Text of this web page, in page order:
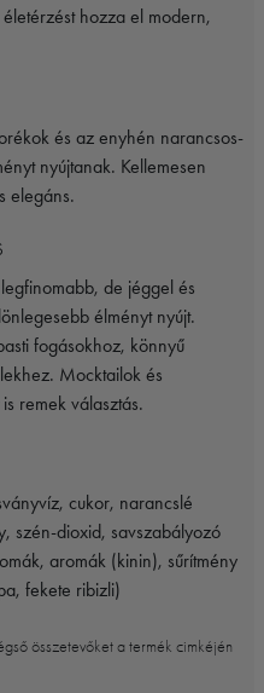
hozza el modern,
és az enyhén narancsos-
nyújtanak. Kellemesen
elegáns.
de jéggel és
élményt nyújt.
fogásokhoz, könnyű
Mocktailok és
remek választás.
cukor, narancslé
szén-dioxid, savszabályozó
aromák (kinin), sűrítmény
fekete ribizli)
összetevőket a termék cimkéjén